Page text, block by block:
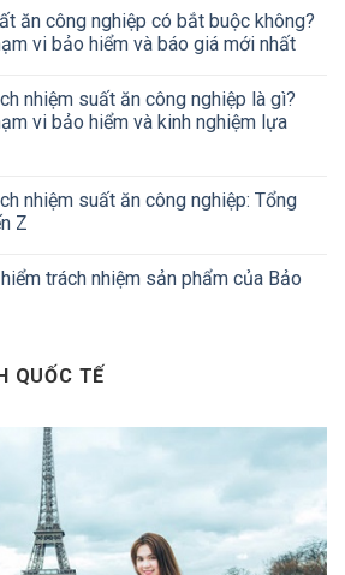
ăn công nghiệp có bắt buộc không?
vi bảo hiểm và báo giá mới nhất
nhiệm suất ăn công nghiệp là gì?
vi bảo hiểm và kinh nghiệm lựa
nhiệm suất ăn công nghiệp: Tổng
Z
trách nhiệm sản phẩm của Bảo
QUỐC TẾ